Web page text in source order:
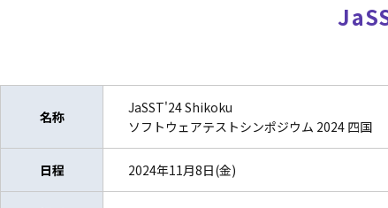
名称
JaSST'24 Shikoku
ソフトウェアテストシンポジウム 2024 四国
日程 2024年11月8日(金)